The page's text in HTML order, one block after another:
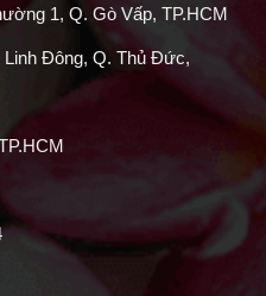
1, Q. Gò Vấp, TP.HCM
Đông, Q. Thủ Đức,